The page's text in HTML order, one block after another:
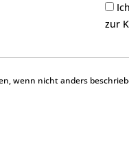
zur
wenn nicht anders